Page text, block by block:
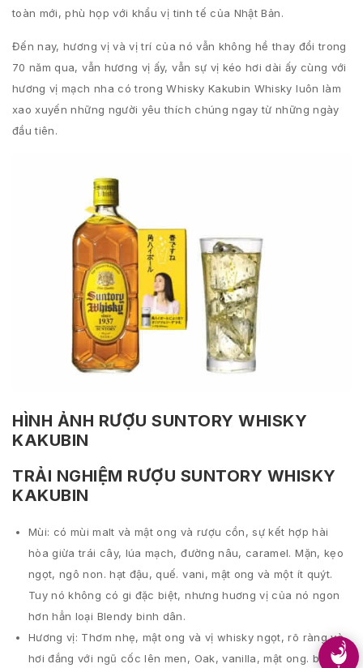
toàn mới, phù họp với khẩu vị tinh tế của Nhật Bản.
Đến nay, hương vị và vị trí của nó vẫn không hề thay đổi trong
70 năm qua, vẫn hương vị ấy, vẫn sự vị kéo hơi dài ấy cùng với
hương vị mạch nha có trong Whisky Kakubin Whisky luôn làm
xao xuyến những người yêu thích chúng ngay từ những ngày
đầu tiên.
HÌNH ẢNH RƯỢU SUNTORY WHISKY
KAKUBIN
TRẢI NGHIỆM RƯỢU SUNTORY WHISKY
KAKUBIN
Mùi: có mùi malt và mật ong và rượu cồn, sự kết hợp hài
hòa giừa trái cây, lúa mạch, đường nâu, caramel. Mặn, kẹo
ngọt, ngô non. hạt đậu, quế. vani, mật ong và một ít quýt.
Tuy nó không có gi đặc biệt, nhưng huơng vị của nó ngon
hơn hẳn loại Blendy binh dân.
Hương vị: Thơm nhẹ, mật ong và vị whisky ngọt, rõ ràng và
hơi đắng với ngũ cốc lên men, Oak, vanilla, mật ong. bưỡi,